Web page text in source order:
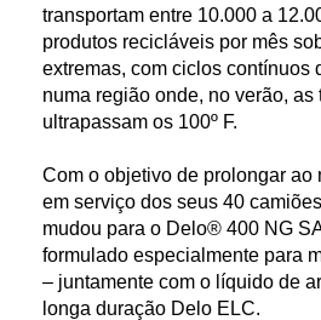
transportam entre 10.000 a
produtos recicláveis por mês
extremas, com ciclos contínuos
numa região onde, no verão, as
ultrapassam os 100º F.
Com o objetivo de prolongar ao
em serviço dos seus 40
mudou para o Delo® 400 NG
formulado especialmente para
– juntamente com o líquido de
longa duração Delo ELC.